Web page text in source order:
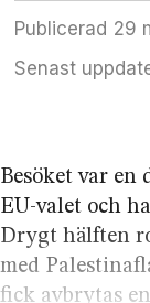
Publicerad
Senast
Besöket var
EU-valet och
Drygt hälften
med
fick avbrytas